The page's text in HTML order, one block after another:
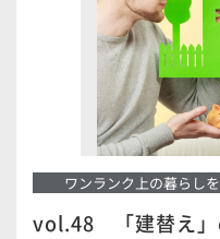
ワンランク上の暮らしを
vol.48 「建替え」